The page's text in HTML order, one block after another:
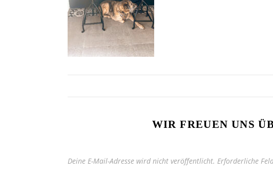
WIR FREUEN UNS
Deine E-Mail-Adresse wird nicht veröffentlicht. Erforderliche